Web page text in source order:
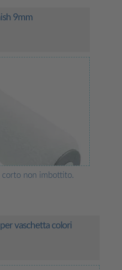
9mm
corto non imbottito.
vaschetta colori